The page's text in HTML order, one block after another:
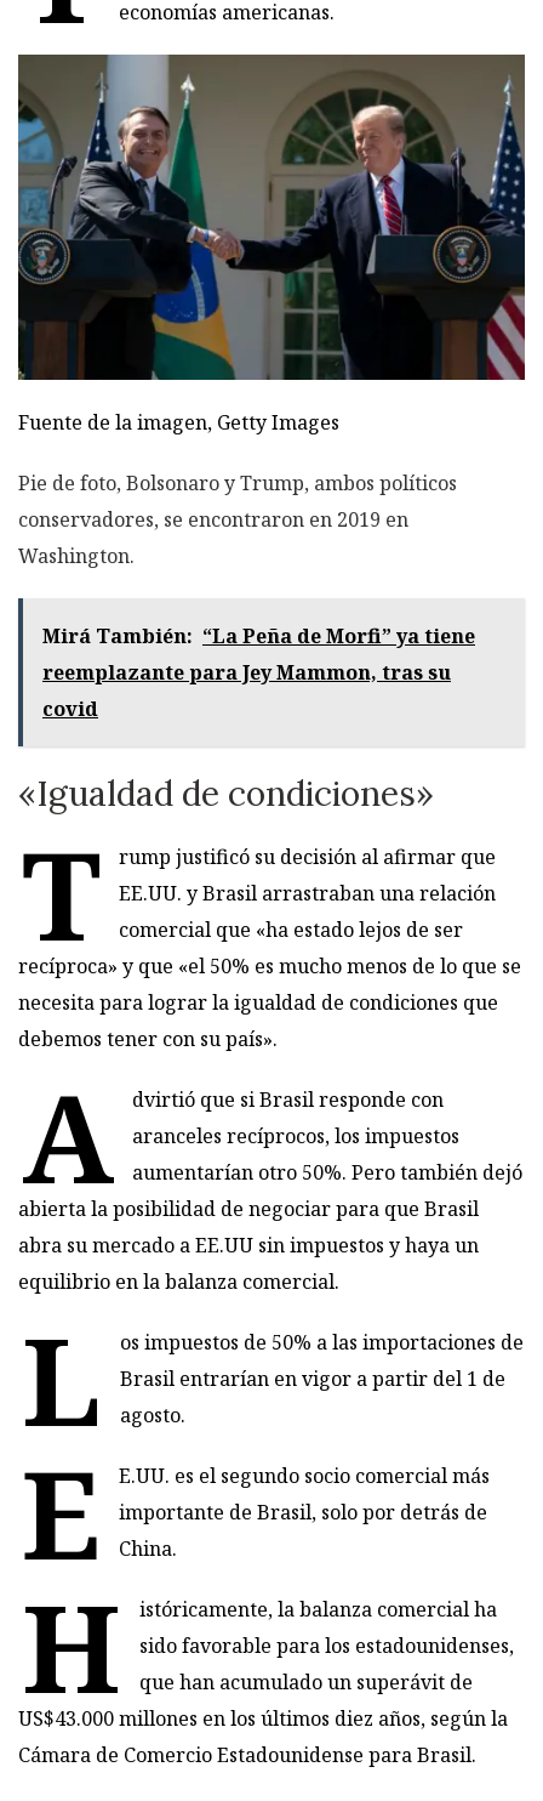
economías americanas.
Fuente de la imagen, Getty Images
Pie de foto,Bolsonaro y Trump, ambos políticos
conservadores, se encontraron en 2019 en
Washington.
Mirá También: “La Peña de Morfi” ya tiene
reemplazante para Jey Mammon, tras su
covid
«Igualdad de condiciones»
T
rump justificó su decisión al afirmar que
EE.UU. y Brasil arrastraban una relación
comercial que «ha estado lejos de ser
recíproca» y que «el 50% es mucho menos de lo que se
necesita para lograr la igualdad de condiciones que
debemos tener con su país».
A
dvirtió que si Brasil responde con
aranceles recíprocos, los impuestos
aumentarían otro 50%. Pero también dejó
abierta la posibilidad de negociar para que Brasil
abra su mercado a EE.UU sin impuestos y haya un
equilibrio en la balanza comercial.
L
os impuestos de 50% a las importaciones de
Brasil entrarían en vigor a partir del 1 de
agosto.
E
E.UU. es el segundo socio comercial más
importante de Brasil, solo por detrás de
China.
H
istóricamente, la balanza comercial ha
sido favorable para los estadounidenses,
que han acumulado un superávit de
US$43.000 millones en los últimos diez años, según la
Cámara de Comercio Estadounidense para Brasil.